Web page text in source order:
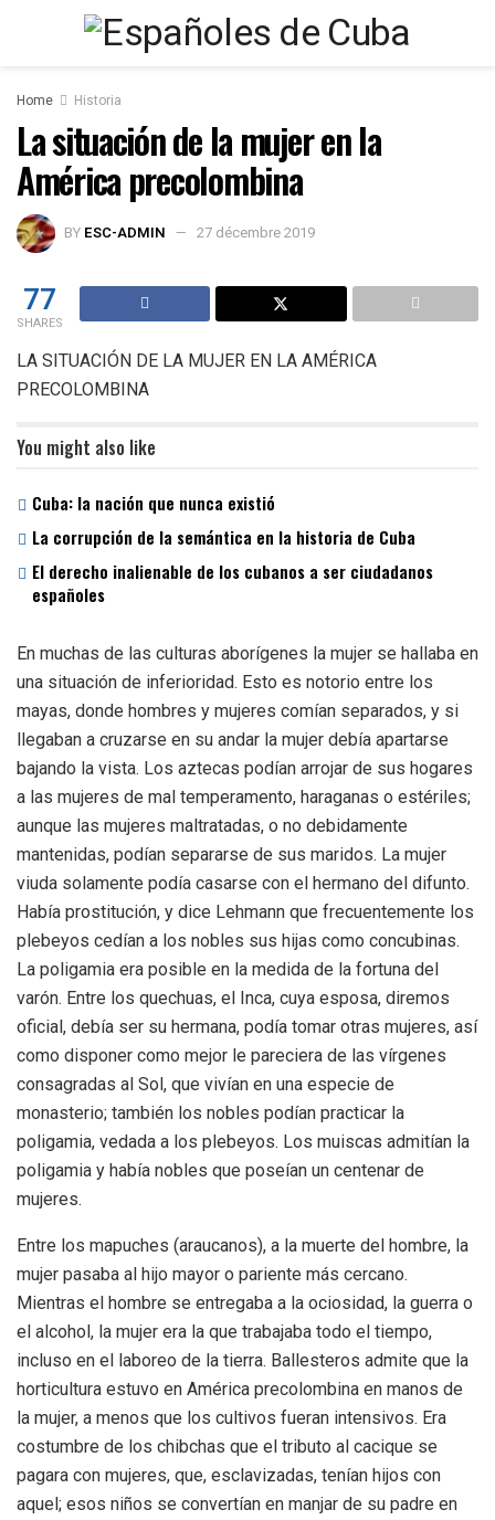
Home Historia
La situación de la mujer en la
América precolombina
BY ESC-ADMIN 27 décembre 2019
77
SHARES
LA SITUACIÓN DE LA MUJER EN LA AMÉRICA
PRECOLOMBINA
You might also like
Cuba: la nación que nunca existió
La corrupción de la semántica en la historia de Cuba
El derecho inalienable de los cubanos a ser ciudadanos
españoles
En muchas de las culturas aborígenes la mujer se hallaba en
una situación de inferioridad. Esto es notorio entre los
mayas, donde hombres y mujeres comían separados, y si
llegaban a cruzarse en su andar la mujer debía apartarse
bajando la vista. Los aztecas podían arrojar de sus hogares
a las mujeres de mal temperamento, haraganas o estériles;
aunque las mujeres maltratadas, o no debidamente
mantenidas, podían separarse de sus maridos. La mujer
viuda solamente podía casarse con el hermano del difunto.
Había prostitución, y dice Lehmann que frecuentemente los
plebeyos cedían a los nobles sus hijas como concubinas.
La poligamia era posible en la medida de la fortuna del
varón. Entre los quechuas, el Inca, cuya esposa, diremos
oficial, debía ser su hermana, podía tomar otras mujeres, así
como disponer como mejor le pareciera de las vírgenes
consagradas al Sol, que vivían en una especie de
monasterio; también los nobles podían practicar la
poligamia, vedada a los plebeyos. Los muiscas admitían la
poligamia y había nobles que poseían un centenar de
mujeres.
Entre los mapuches (araucanos), a la muerte del hombre, la
mujer pasaba al hijo mayor o pariente más cercano.
Mientras el hombre se entregaba a la ociosidad, la guerra o
el alcohol, la mujer era la que trabajaba todo el tiempo,
incluso en el laboreo de la tierra. Ballesteros admite que la
horticultura estuvo en América precolombina en manos de
la mujer, a menos que los cultivos fueran intensivos. Era
costumbre de los chibchas que el tributo al cacique se
pagara con mujeres, que, esclavizadas, tenían hijos con
aquel; esos niños se convertían en manjar de su padre en